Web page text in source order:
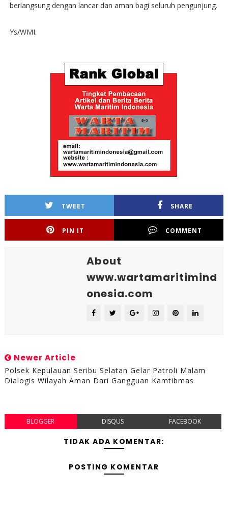
berlangsung dengan lancar dan aman bagi seluruh pengunjung.
Ys/WMI.
TWEET SHARE
PIN IT COMMENT
About
www.wartamaritimind
onesia.com
Newer Article
Polsek Kepulauan Seribu Selatan Gelar Patroli Malam
Dialogis Wilayah Aman Dari Gangguan Kamtibmas
BLOGGER DISQUS FACEBOOK
TIDAK ADA KOMENTAR:
POSTING KOMENTAR